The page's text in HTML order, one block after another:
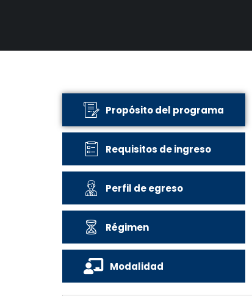
Propósito del programa
Requisitos de ingreso
Perfil de egreso
Régimen
Modalidad